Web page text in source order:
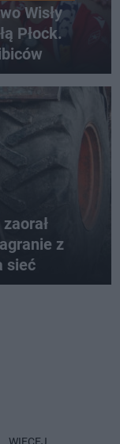
Wisły
Płock.
z
sieć